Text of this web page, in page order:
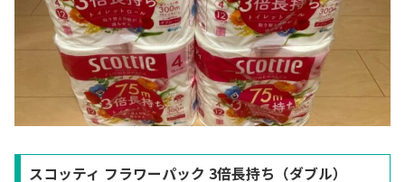
スコッティ フラワーパック 3倍長持ち（ダブル）